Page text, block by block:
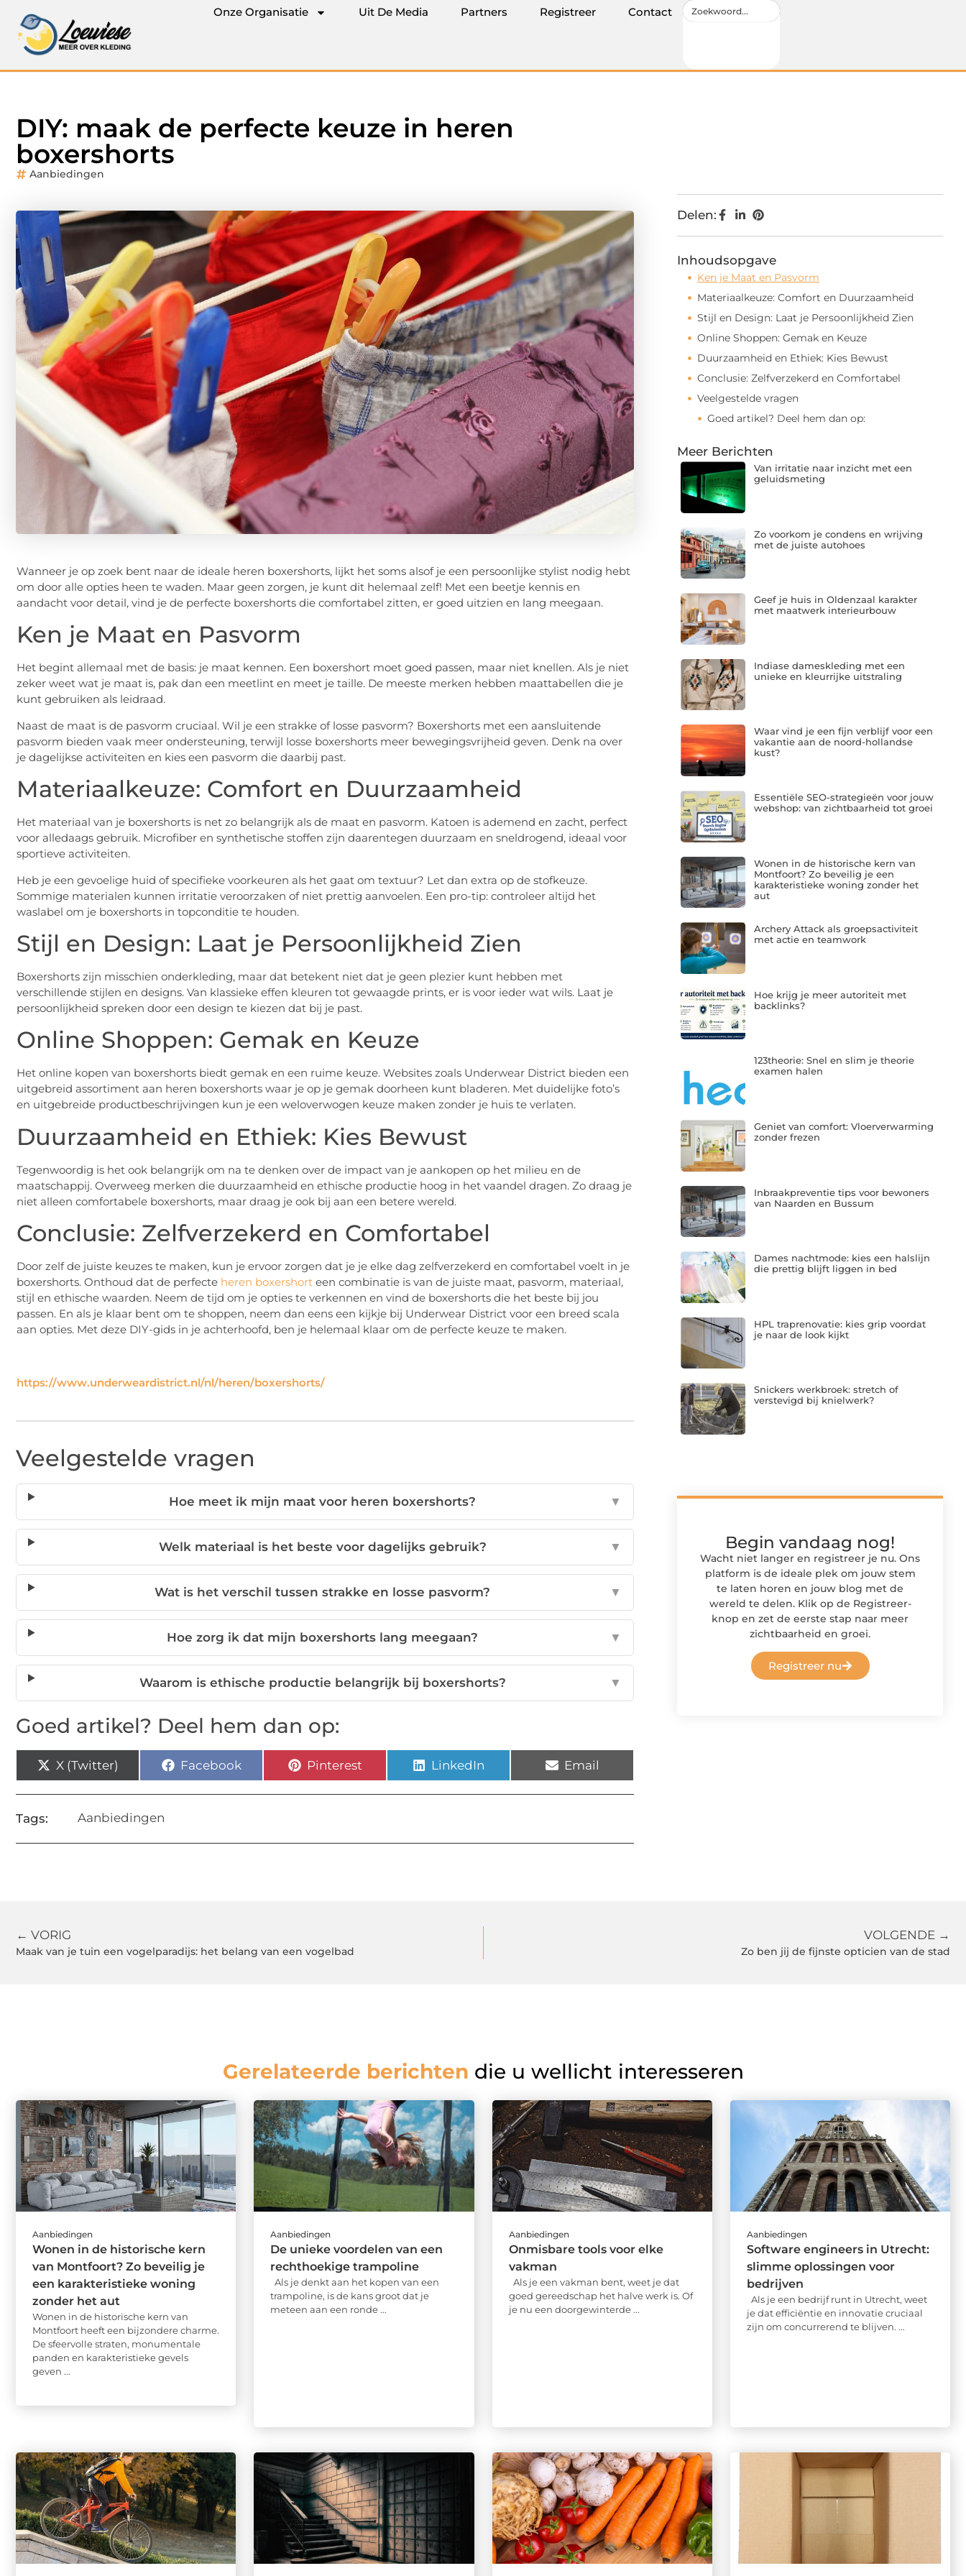
Onze Organisatie Uit De Media Partners Registreer Contact
DIY: maak de perfecte keuze in heren
boxershorts
Aanbiedingen
Wanneer je op zoek bent naar de ideale heren boxershorts, lijkt het soms alsof je een persoonlijke stylist nodig hebt
om door alle opties heen te waden. Maar geen zorgen, je kunt dit helemaal zelf! Met een beetje kennis en
aandacht voor detail, vind je de perfecte boxershorts die comfortabel zitten, er goed uitzien en lang meegaan.
Ken je Maat en Pasvorm
Het begint allemaal met de basis: je maat kennen. Een boxershort moet goed passen, maar niet knellen. Als je niet
zeker weet wat je maat is, pak dan een meetlint en meet je taille. De meeste merken hebben maattabellen die je
kunt gebruiken als leidraad.
Naast de maat is de pasvorm cruciaal. Wil je een strakke of losse pasvorm? Boxershorts met een aansluitende
pasvorm bieden vaak meer ondersteuning, terwijl losse boxershorts meer bewegingsvrijheid geven. Denk na over
je dagelijkse activiteiten en kies een pasvorm die daarbij past.
Materiaalkeuze: Comfort en Duurzaamheid
Het materiaal van je boxershorts is net zo belangrijk als de maat en pasvorm. Katoen is ademend en zacht, perfect
voor alledaags gebruik. Microfiber en synthetische stoffen zijn daarentegen duurzaam en sneldrogend, ideaal voor
sportieve activiteiten.
Heb je een gevoelige huid of specifieke voorkeuren als het gaat om textuur? Let dan extra op de stofkeuze.
Sommige materialen kunnen irritatie veroorzaken of niet prettig aanvoelen. Een pro-tip: controleer altijd het
waslabel om je boxershorts in topconditie te houden.
Stijl en Design: Laat je Persoonlijkheid Zien
Boxershorts zijn misschien onderkleding, maar dat betekent niet dat je geen plezier kunt hebben met
verschillende stijlen en designs. Van klassieke effen kleuren tot gewaagde prints, er is voor ieder wat wils. Laat je
persoonlijkheid spreken door een design te kiezen dat bij je past.
Online Shoppen: Gemak en Keuze
Het online kopen van boxershorts biedt gemak en een ruime keuze. Websites zoals Underwear District bieden een
uitgebreid assortiment aan heren boxershorts waar je op je gemak doorheen kunt bladeren. Met duidelijke foto’s
en uitgebreide productbeschrijvingen kun je een weloverwogen keuze maken zonder je huis te verlaten.
Duurzaamheid en Ethiek: Kies Bewust
Tegenwoordig is het ook belangrijk om na te denken over de impact van je aankopen op het milieu en de
maatschappij. Overweeg merken die duurzaamheid en ethische productie hoog in het vaandel dragen. Zo draag je
niet alleen comfortabele boxershorts, maar draag je ook bij aan een betere wereld.
Conclusie: Zelfverzekerd en Comfortabel
Door zelf de juiste keuzes te maken, kun je ervoor zorgen dat je je elke dag zelfverzekerd en comfortabel voelt in je
boxershorts. Onthoud dat de perfecte heren boxershort een combinatie is van de juiste maat, pasvorm, materiaal,
stijl en ethische waarden. Neem de tijd om je opties te verkennen en vind de boxershorts die het beste bij jou
passen. En als je klaar bent om te shoppen, neem dan eens een kijkje bij Underwear District voor een breed scala
aan opties. Met deze DIY-gids in je achterhoofd, ben je helemaal klaar om de perfecte keuze te maken.
https://www.underweardistrict.nl/nl/heren/boxershorts/
Veelgestelde vragen
Hoe meet ik mijn maat voor heren boxershorts? ▼
Welk materiaal is het beste voor dagelijks gebruik? ▼
Wat is het verschil tussen strakke en losse pasvorm? ▼
Hoe zorg ik dat mijn boxershorts lang meegaan? ▼
Waarom is ethische productie belangrijk bij boxershorts? ▼
Goed artikel? Deel hem dan op:
X (Twitter) Facebook Pinterest LinkedIn Email
Tags: Aanbiedingen
Delen:
Inhoudsopgave
Ken je Maat en Pasvorm
Materiaalkeuze: Comfort en Duurzaamheid
Stijl en Design: Laat je Persoonlijkheid Zien
Online Shoppen: Gemak en Keuze
Duurzaamheid en Ethiek: Kies Bewust
Conclusie: Zelfverzekerd en Comfortabel
Veelgestelde vragen
Goed artikel? Deel hem dan op:
Meer Berichten
Van irritatie naar inzicht met een
geluidsmeting
Zo voorkom je condens en wrijving
met de juiste autohoes
Geef je huis in Oldenzaal karakter
met maatwerk interieurbouw
Indiase dameskleding met een
unieke en kleurrijke uitstraling
Waar vind je een fijn verblijf voor een
vakantie aan de noord-hollandse
kust?
Essentiële SEO-strategieën voor jouw
webshop: van zichtbaarheid tot groei
Wonen in de historische kern van
Montfoort? Zo beveilig je een
karakteristieke woning zonder het
aut
Archery Attack als groepsactiviteit
met actie en teamwork
Hoe krijg je meer autoriteit met
backlinks?
123theorie: Snel en slim je theorie
examen halen
Geniet van comfort: Vloerverwarming
zonder frezen
Inbraakpreventie tips voor bewoners
van Naarden en Bussum
Dames nachtmode: kies een halslijn
die prettig blijft liggen in bed
HPL traprenovatie: kies grip voordat
je naar de look kijkt
Snickers werkbroek: stretch of
verstevigd bij knielwerk?
Begin vandaag nog!
Wacht niet langer en registreer je nu. Ons
platform is de ideale plek om jouw stem
te laten horen en jouw blog met de
wereld te delen. Klik op de Registreer-
knop en zet de eerste stap naar meer
zichtbaarheid en groei.
Registreer nu
← VORIG
Maak van je tuin een vogelparadijs: het belang van een vogelbad
VOLGENDE →
Zo ben jij de fijnste opticien van de stad
Gerelateerde berichten die u wellicht interesseren
Aanbiedingen
Wonen in de historische kern
van Montfoort? Zo beveilig je
een karakteristieke woning
zonder het aut
Wonen in de historische kern van
Montfoort heeft een bijzondere charme.
De sfeervolle straten, monumentale
panden en karakteristieke gevels
geven ...
Aanbiedingen
De unieke voordelen van een
rechthoekige trampoline
Als je denkt aan het kopen van een
trampoline, is de kans groot dat je
meteen aan een ronde ...
Aanbiedingen
Onmisbare tools voor elke
vakman
Als je een vakman bent, weet je dat
goed gereedschap het halve werk is. Of
je nu een doorgewinterde ...
Aanbiedingen
Software engineers in Utrecht:
slimme oplossingen voor
bedrijven
Als je een bedrijf runt in Utrecht, weet
je dat efficiëntie en innovatie cruciaal
zijn om concurrerend te blijven. ...